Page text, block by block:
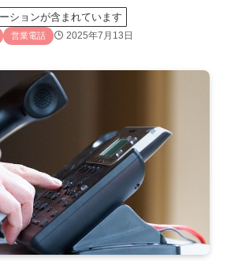
ションが含まれています
営業電話 2025年7月13日